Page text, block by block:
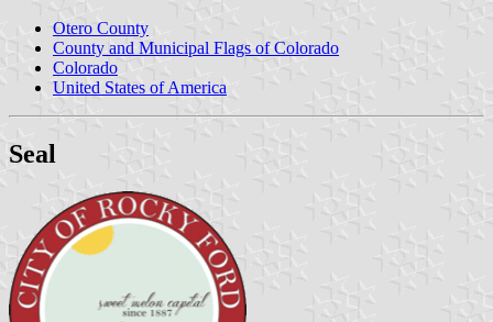
Otero County
County and Municipal Flags of Colorado
Colorado
United States of America
Seal